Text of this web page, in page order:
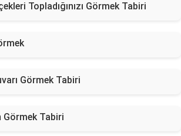
Topladığınızı Görmek Tabiri
Görmek Tabiri
Görmek Tabiri